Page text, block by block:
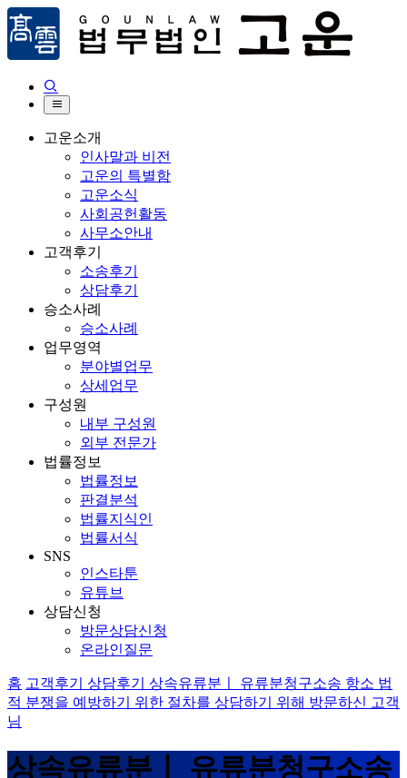


고운소개
인사말과 비전
고운의 특별함
고운소식
사회공헌활동
사무소안내
고객후기
소송후기
상담후기
승소사례
승소사례
업무영역
분야별업무
상세업무
구성원
내부 구성원
외부 전문가
법률정보
법률정보
판결분석
법률지식인
법률서식
SNS
인스타툰
유튜브
상담신청
방문상담신청
온라인질문
홈 고객후기 상담후기 상속유류분ㅣ 유류분청구소송 항소 법
적 분쟁을 예방하기 위한 절차를 상담하기 위해 방문하신 고객
님
상속유류분ㅣ 유류분청구소송